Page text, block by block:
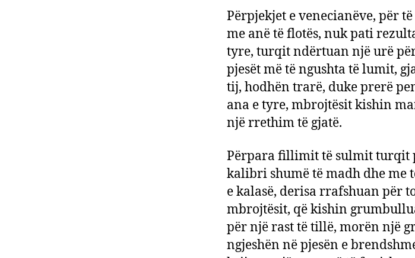
Përpjekjet e venecianëve, për
me anë të flotës, nuk pati
tyre, turqit ndërtuan një urë
pjesët më të ngushta të lumit,
tij, hodhën trarë, duke prerë
ana e tyre, mbrojtësit kishin
një rrethim të gjatë.
Përpara fillimit të sulmit turqit
kalibri shumë të madh dhe me
e kalasë, derisa rrafshuan për
mbrojtësit, që kishin
për një rast të tillë, morën një
ngjeshën në pjesën e